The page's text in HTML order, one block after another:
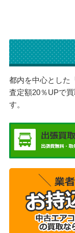
都内を中心とした
査定額20％UPで
す。